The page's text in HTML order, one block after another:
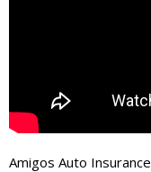
Amigos Auto